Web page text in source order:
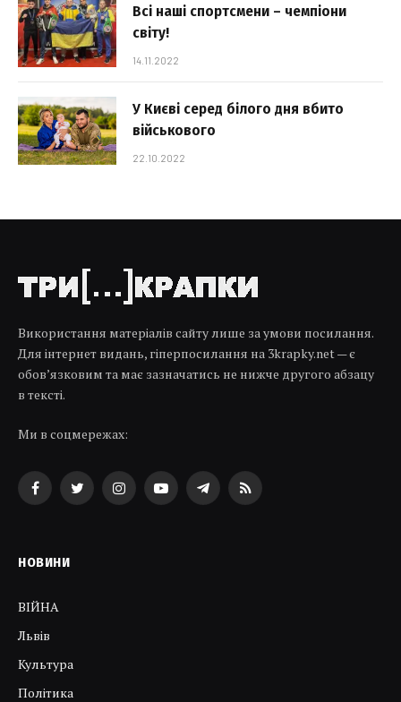
Всі наші спортсмени – чемпіони
світу!
14.11.2022
У Києві серед білого дня вбито
військового
22.10.2022
Використання матеріалів сайту лише за умови посилання.
Для інтернет видань, гіперпосилання на 3krapky.net — є
обов’язковим та має зазначатись не нижче другого абзацу
в тексті.
Ми в соцмережах:
FacebookTwitterInstagramYouTubeTelegramRSS
НОВИНИ
ВІЙНА
Львів
Культура
Політика